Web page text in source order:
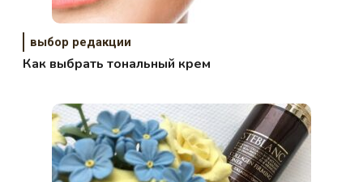
выбор редакции
Как выбрать тональный крем